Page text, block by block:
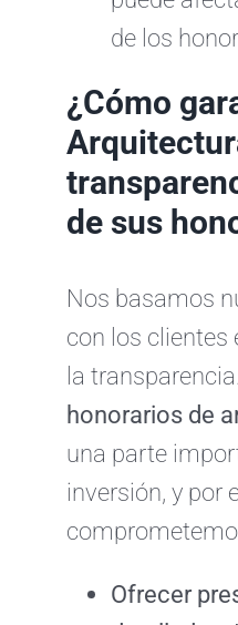
de los
¿Cómo
de sus
Nos basamos
con los clientes
la
honorarios de
una parte
inversión, y por
Ofrecer